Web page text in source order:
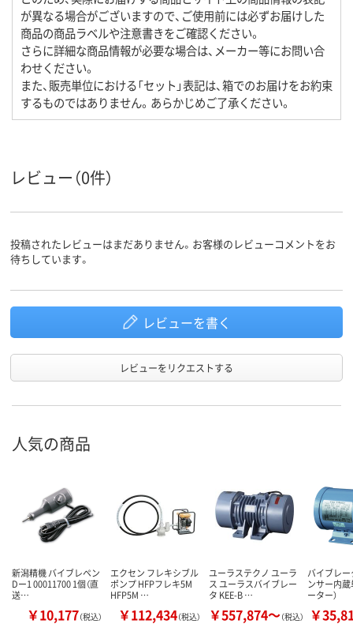
が異なる場合がございますので、ご使用前には必ずお届けした
商品の商品ラベルや注意書きをご確認ください。
さらに詳細な商品情報が必要な場合は、メーカー等にお問い合
わせください。
また、販売単位における「セット」表記は、箱でのお届けをお約束
するものではありません。あらかじめご了承ください。
レビュー（0件）
投稿されたレビューはまだありません。お客様のレビューコメントをお
待ちしています。
レビューを書く
レビューをリクエストする
人気の商品
新潟精機 バイブレペン
Dー1 00011700 1個（直
送…
￥10,177（税込）
エクセン フレキシブル
ポンプ HFPフレキ5M
HFP5M …
￥112,434（税込）
ユーラステクノ ユーラ
ス ユーラスバイブレー
タ KEE-B …
￥557,874～（税込）
バイブレー
ンサー内
ーター）
￥